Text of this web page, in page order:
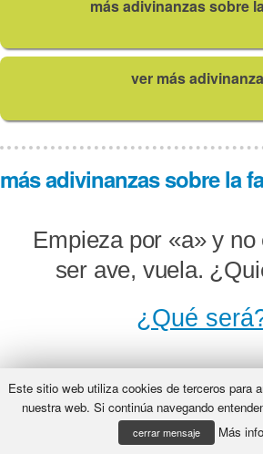
más adivinanzas sobre
ver más
más adivinanzas sobre la
Empieza por «a» y no
ser ave, vuela.
¿Qué
La hermana de mi tía
tía mía, ¿sabrías
Este sitio web utiliza cookies de terceros para
nuestra web. Si continúa navegando
cerrar mensaje Más info